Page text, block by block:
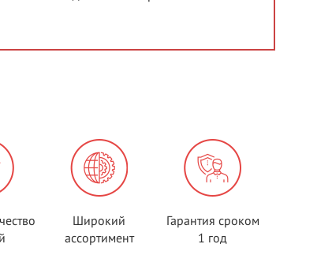
Широкий
ассортимент
Гарантия сроком
1 год